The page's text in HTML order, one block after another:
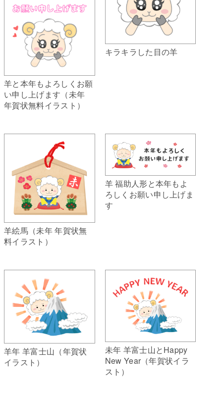
羊と本年もよろしくお願
い申し上げます（未年
年賀状無料イラスト）
キラキラした目の羊
羊絵馬（未年 年賀状無
料イラスト）
羊 福助人形と本年もよ
ろしくお願い申し上げま
す
羊年 羊富士山（年賀状
イラスト）
未年 羊富士山とHappy
New Year（年賀状イラ
スト）